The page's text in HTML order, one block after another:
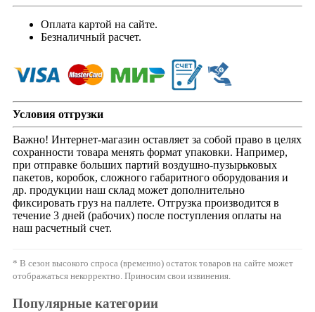
Оплата картой на сайте.
Безналичный расчет.
Условия отгрузки
Важно! Интернет-магазин оставляет за собой право в целях
сохранности товара менять формат упаковки. Например,
при отправке больших партий воздушно-пузырьковых
пакетов, коробок, сложного габаритного оборудования и
др. продукции наш склад может дополнительно
фиксировать груз на паллете. Отгрузка производится в
течение 3 дней (рабочих) после поступления оплаты на
наш расчетный счет.
* В сезон высокого спроса (временно) остаток товаров на сайте может
отображаться некорректно. Приносим свои извинения.
Популярные категории